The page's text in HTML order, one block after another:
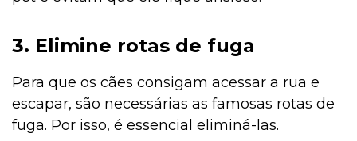
3. Elimine rotas de fuga
Para que os cães consigam acessar a rua e
escapar, são necessárias as famosas rotas de
fuga. Por isso, é essencial eliminá-las.